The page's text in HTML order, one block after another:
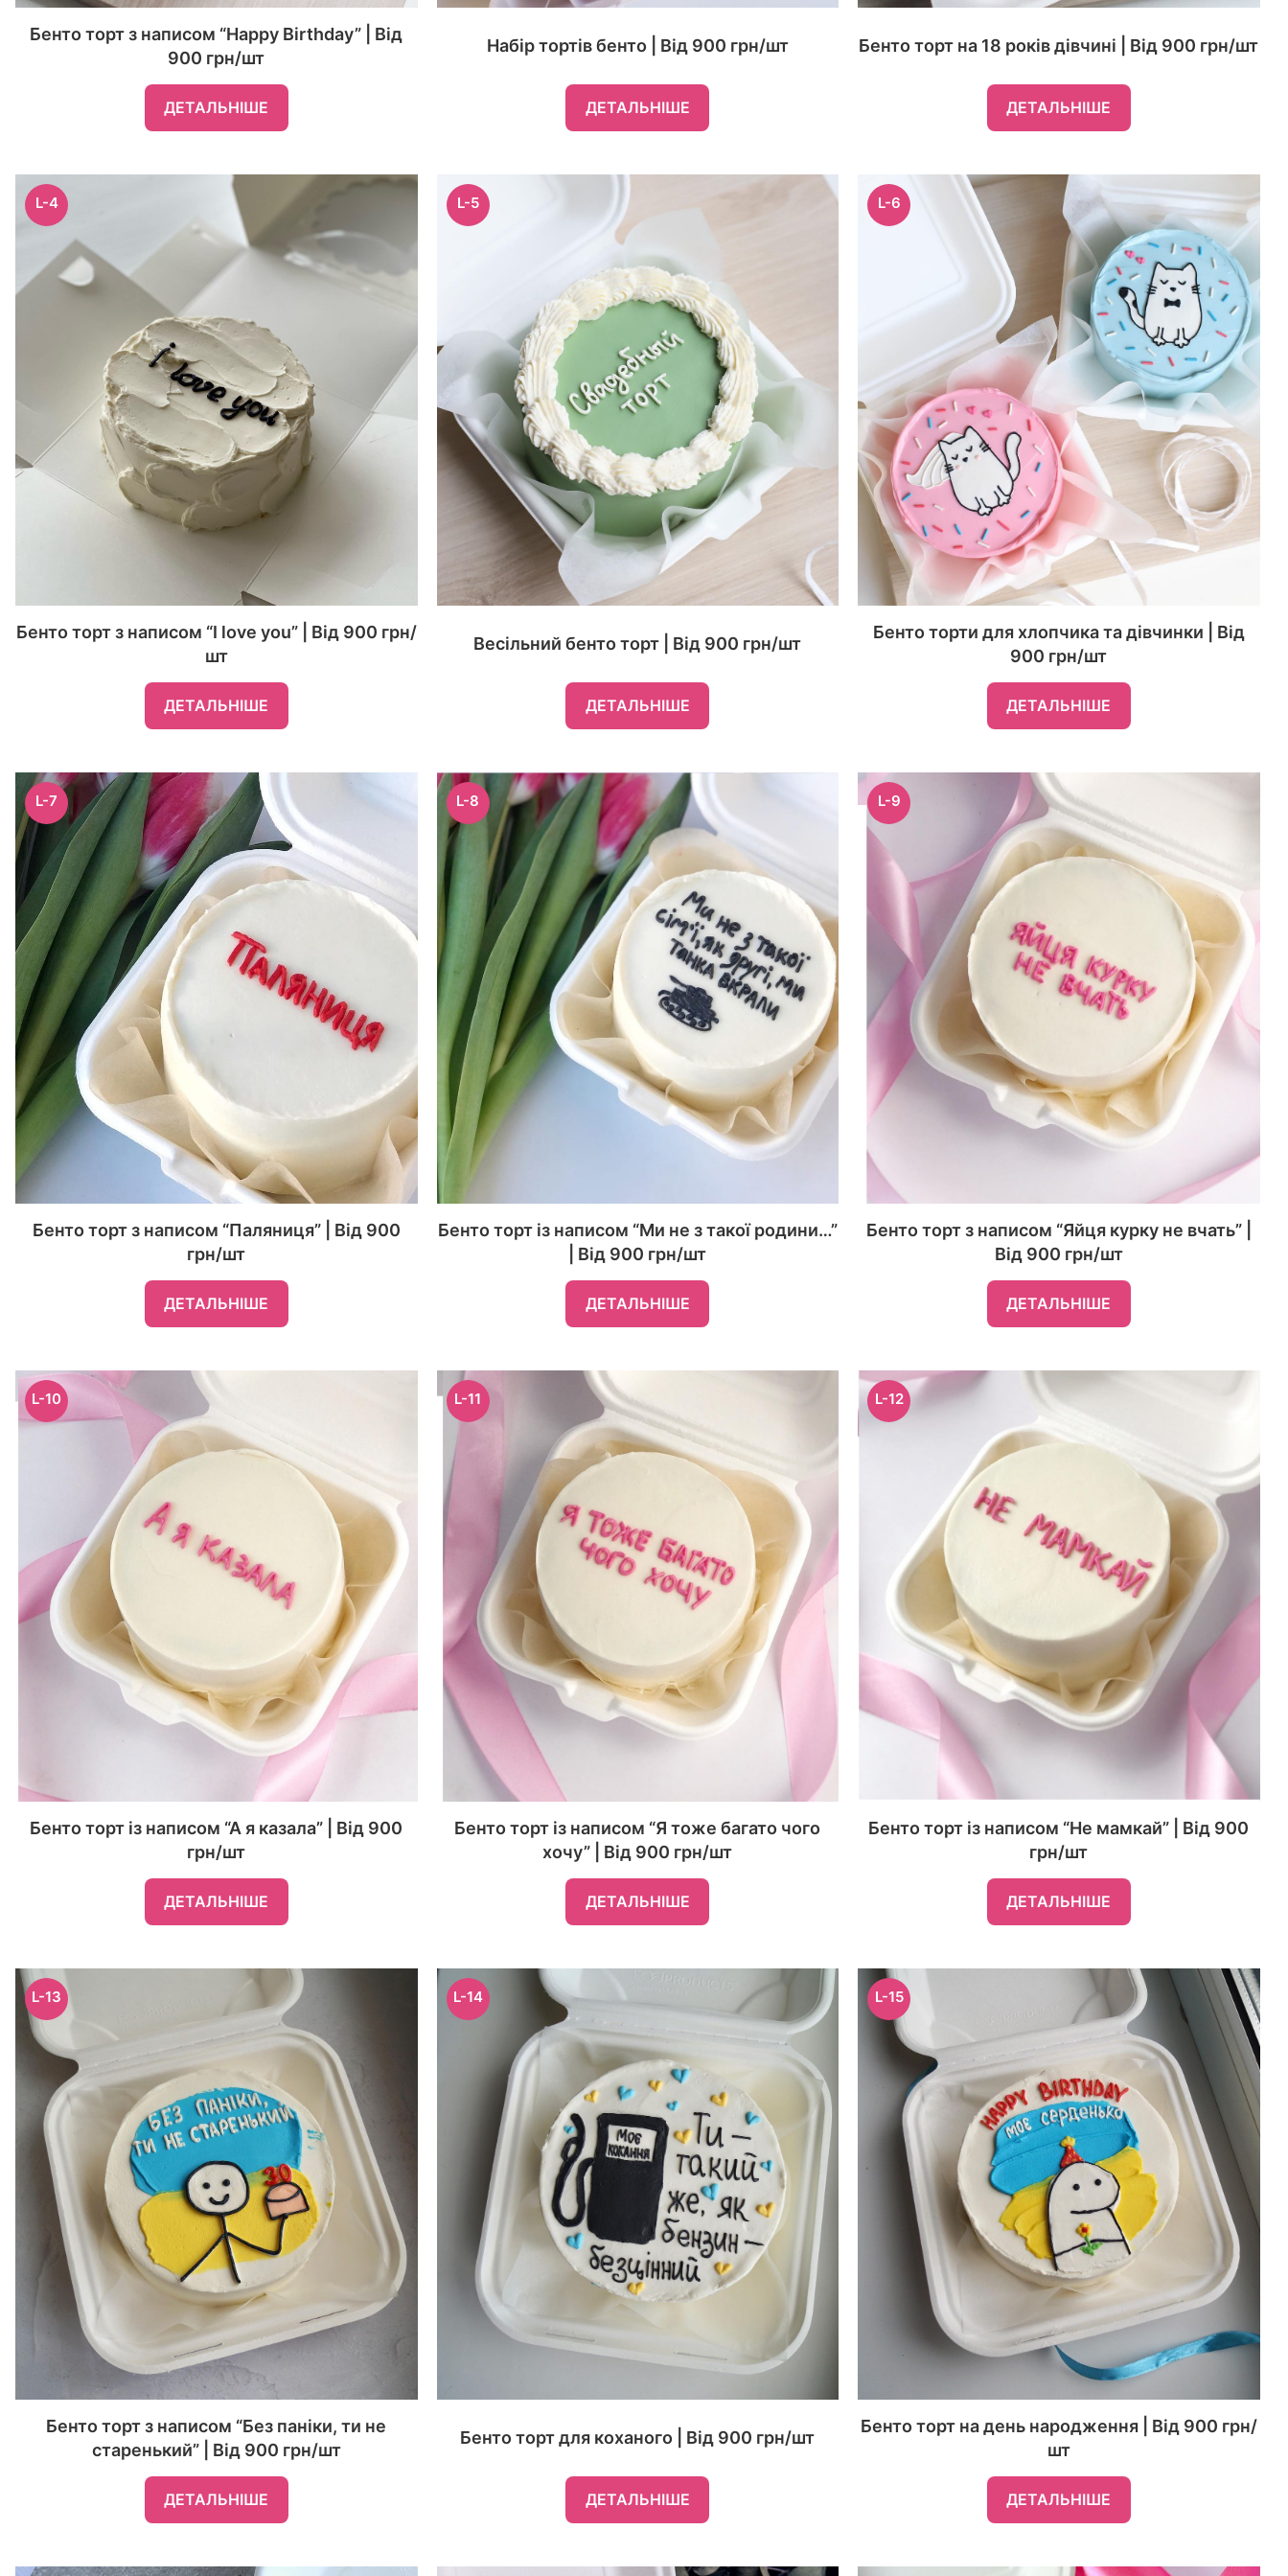
Бенто торт з написом “Happy Birthday” | Від
900 грн/шт
ДЕТАЛЬНІШЕ
Набір тортів бенто | Від 900 грн/шт
ДЕТАЛЬНІШЕ
Бенто торт на 18 років дівчині | Від 900 грн/шт
ДЕТАЛЬНІШЕ
L-4
Бенто торт з написом “I love you” | Від 900 грн/
шт
ДЕТАЛЬНІШЕ
L-5
Весільний бенто торт | Від 900 грн/шт
ДЕТАЛЬНІШЕ
L-6
Бенто торти для хлопчика та дівчинки | Від
900 грн/шт
ДЕТАЛЬНІШЕ
L-7
Бенто торт з написом “Паляниця” | Від 900
грн/шт
ДЕТАЛЬНІШЕ
L-8
Бенто торт із написом “Ми не з такої родини…”
| Від 900 грн/шт
ДЕТАЛЬНІШЕ
L-9
Бенто торт з написом “Яйця курку не вчать” |
Від 900 грн/шт
ДЕТАЛЬНІШЕ
L-10
Бенто торт із написом “А я казала” | Від 900
грн/шт
ДЕТАЛЬНІШЕ
L-11
Бенто торт із написом “Я тоже багато чого
хочу” | Від 900 грн/шт
ДЕТАЛЬНІШЕ
L-12
Бенто торт із написом “Не мамкай” | Від 900
грн/шт
ДЕТАЛЬНІШЕ
L-13
Бенто торт з написом “Без паніки, ти не
старенький” | Від 900 грн/шт
ДЕТАЛЬНІШЕ
L-14
Бенто торт для коханого | Від 900 грн/шт
ДЕТАЛЬНІШЕ
L-15
Бенто торт на день народження | Від 900 грн/
шт
ДЕТАЛЬНІШЕ